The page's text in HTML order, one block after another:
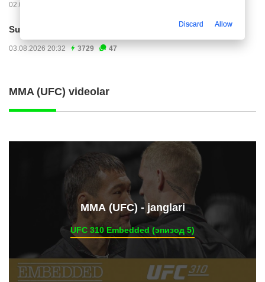
02.08.2026 01:08
Superliga. "Dinamo" – "Neftchi" (matnli...
03.08.2026 20:32 3729 47
MMA (UFC) videolar
ММА (UFC) - janglari
UFC 310 Embedded (эпизод 5)
Discard Allow